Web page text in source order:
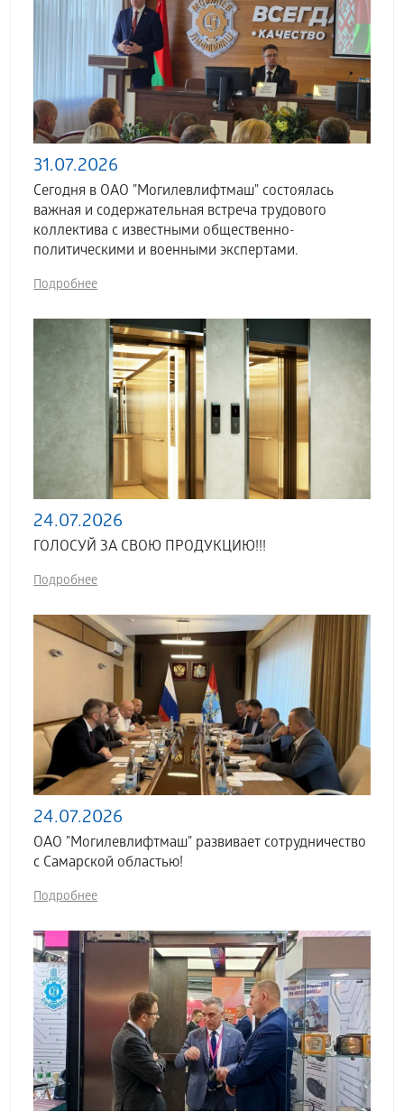
31.07.2026
Сегодня в ОАО "Могилевлифтмаш" состоялась
важная и содержательная встреча трудового
коллектива с известными общественно-
политическими и военными экспертами.
Подробнее
24.07.2026
ГОЛОСУЙ ЗА СВОЮ ПРОДУКЦИЮ!!!
Подробнее
24.07.2026
ОАО "Могилевлифтмаш" развивает сотрудничество
с Самарской областью!
Подробнее